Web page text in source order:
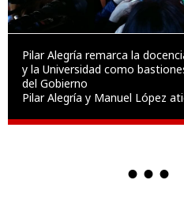
Pilar Alegría remarca la
y la Universidad como
del Gobierno
Pilar Alegría y Manuel López